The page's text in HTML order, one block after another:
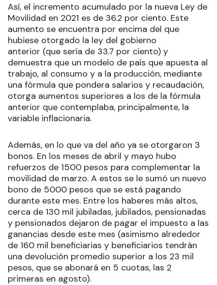
Así, el incremento acumulado por la nueva Ley de
Movilidad en 2021 es de 36.2 por ciento. Este
aumento se encuentra por encima del que
hubiese otorgado la ley del gobierno
anterior (que sería de 33.7 por ciento) y
demuestra que un modelo de país que apuesta al
trabajo, al consumo y a la producción, mediante
una fórmula que pondera salarios y recaudación,
otorga aumentos superiores a los de la fórmula
anterior que contemplaba, principalmente, la
variable inflacionaria.
Además, en lo que va del año ya se otorgaron 3
bonos. En los meses de abril y mayo hubo
refuerzos de 1500 pesos para complementar la
movilidad de marzo. A estos se le sumó un nuevo
bono de 5000 pesos que se está pagando
durante este mes. Entre los haberes más altos,
cerca de 130 mil jubiladas, jubilados, pensionadas
y pensionados dejaron de pagar el impuesto a las
ganancias desde este mes (asimismo alrededor
de 160 mil beneficiarias y beneficiarios tendrán
una devolución promedio superior a los 23 mil
pesos, que se abonará en 5 cuotas, las 2
primeras en agosto).